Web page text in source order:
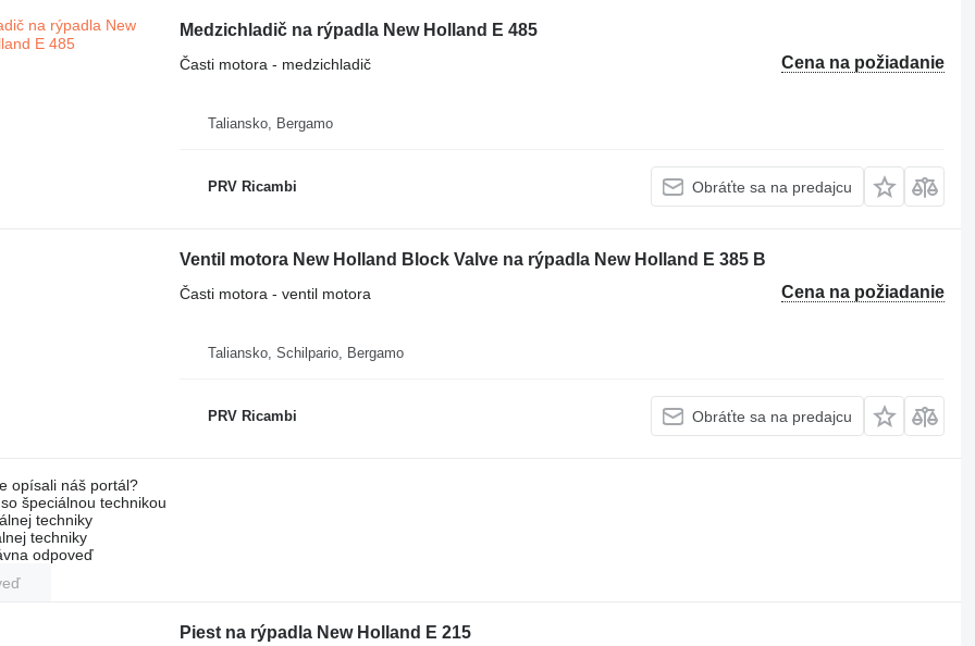
Medzichladič na rýpadla New Holland E 485
Cena na požiadanie
Časti motora - medzichladič
Taliansko, Bergamo
PRV Ricambi Obráťte sa na predajcu
Ventil motora New Holland Block Valve na rýpadla New Holland E 385 B
Cena na požiadanie
Časti motora - ventil motora
Taliansko, Schilpario, Bergamo
PRV Ricambi Obráťte sa na predajcu
opísali náš portál?
špeciálnou technikou
techniky
techniky
odpoveď
Piest na rýpadla New Holland E 215